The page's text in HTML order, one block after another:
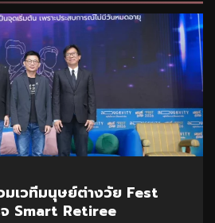
มเวทีมนุษย์ต่างวัย Fest
Smart Retiree